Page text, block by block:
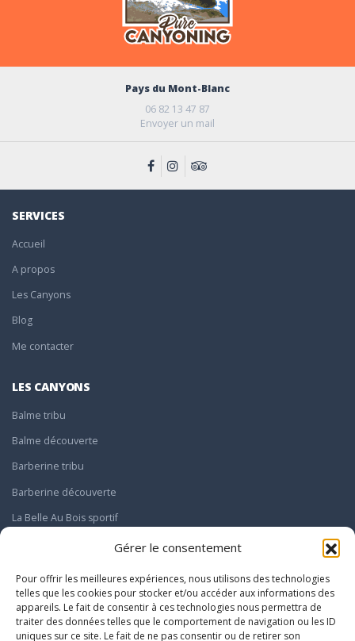
Gérer le consentement
Pour offrir les meilleures expériences, nous utilisons des technologies
telles que les cookies pour stocker et/ou accéder aux informations des
appareils. Le fait de consentir à ces technologies nous permettra de
traiter des données telles que le comportement de navigation ou les ID
uniques sur ce site. Le fait de ne pas consentir ou de retirer son
Pays du Mont-Blanc
06 82 13 47 87
Envoyer un mail
SERVICES
Accueil
A propos
Les Canyons
Blog
Me contacter
LES CANYONS
Balme tribu
Balme découverte
Barberine tribu
Barberine découverte
La Belle Au Bois sportif
INFOS
Infos pratiques
Mentions légales
Politique de confidentialité